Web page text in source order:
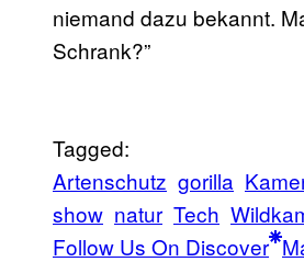
niemand dazu bekannt.
Schrank?”
Tagged:
Artenschutz gorilla
show natur Tech
Follow Us On Discover